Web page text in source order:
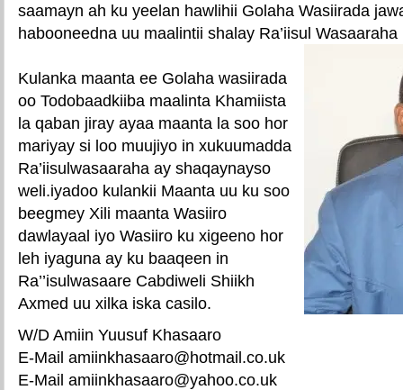
saamayn ah ku yeelan hawlihii Golaha Wasiirada
habooneedna uu maalintii shalay Ra’iisul
Kulanka maanta ee Golaha wasiirada
oo Todobaadkiiba maalinta Khamiista
la qaban jiray ayaa maanta la soo hor
mariyay si loo muujiyo in xukuumadda
Ra’iisulwasaaraha ay shaqaynayso
weli.iyadoo kulankii Maanta uu ku soo
beegmey Xili maanta Wasiiro
dawlayaal iyo Wasiiro ku xigeeno hor
leh iyaguna ay ku baaqeen in
Ra’’isulwasaare Cabdiweli Shiikh
Axmed uu xilka iska casilo.
W/D Amiin Yuusuf Khasaaro
E-Mail amiinkhasaaro@hotmail.co.uk
E-Mail amiinkhasaaro@yahoo.co.uk